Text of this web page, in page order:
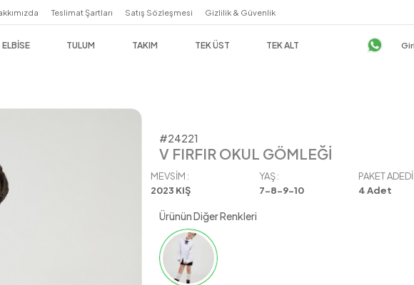
Hakkımızda Teslimat Şartları Satış Sözleşmesi
ELBİSE TULUM TAKIM TEK ÜST TEK ALT
#24221
V FIRFIR OKUL GÖMLEĞİ
MEVSIM :
2023 KIŞ
YAŞ :
7-8-9-10
PAKET ADEDI
4Adet
Ürünün Diğer Renkleri